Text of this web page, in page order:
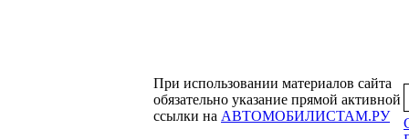
При использовании материалов сайта
обязательно указание прямой активной
ссылки на АВТОМОБИЛИСТАМ.РУ